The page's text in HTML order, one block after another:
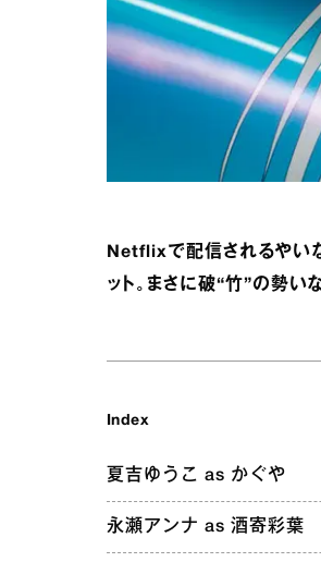
Netflixで配信されるやい
ット。まさに破“竹”の勢い
Index
夏吉ゆうこ as かぐや
永瀬アンナ as 酒寄彩葉